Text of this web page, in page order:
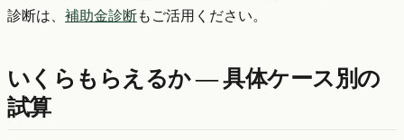
診断は、 補助金診断もご活用ください。
いくらもらえるか — 具体ケース別の
試算